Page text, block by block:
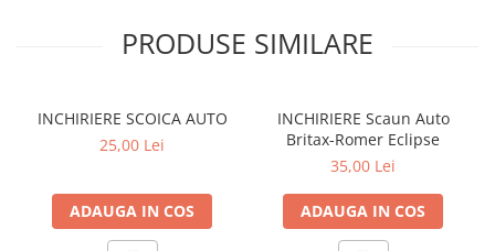
PRODUSE SIMILARE
INCHIRIERE SCOICA AUTO
25,00 Lei
ADAUGA IN COS
INCHIRIERE Scaun Auto
Britax-Romer Eclipse
35,00 Lei
ADAUGA IN COS